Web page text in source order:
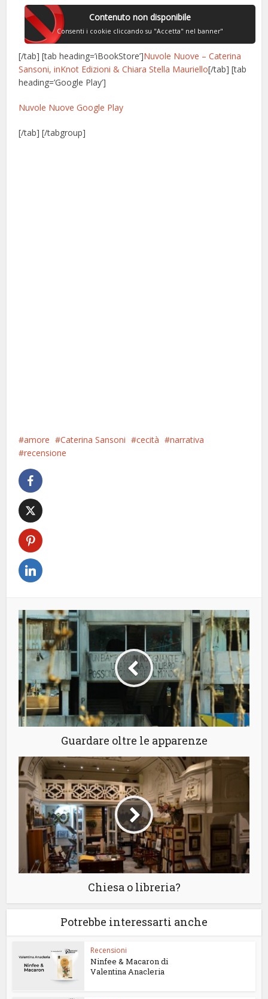
Contenuto non disponibile
Consenti i cookie cliccando su "Accetta" nel banner"
[/tab] [tab heading=’iBookStore’]Nuvole Nuove – Caterina
Sansoni, inKnot Edizioni & Chiara Stella Mauriello[/tab] [tab
heading=’Google Play’]
Nuvole Nuove Google Play
[/tab] [/tabgroup]
amore Caterina Sansoni cecità
narrativa
recensione
Guardare oltre le apparenze
Chiesa o libreria?
Potrebbe interessarti anche
Recensioni
Ninfee & Macaron di
Valentina Anacleria